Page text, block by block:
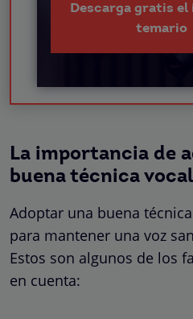
Descarga gratis el
temario
La importancia de
buena técnica vocal
Adoptar una buena
para mantener una voz
Estos son algunos de los
en cuenta: